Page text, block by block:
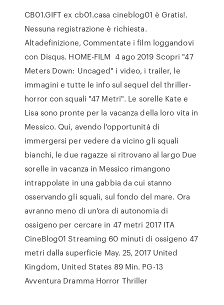
CB01.GIFT ex cb01.casa cineblog01 è Gratis!.
Nessuna registrazione è richiesta.
Altadefinizione, Commentate i film loggandovi
con Disqus. HOME-FILM 4 ago 2019 Scopri "47
Meters Down: Uncaged" i video, i trailer, le
immagini e tutte le info sul sequel del thriller-
horror con squali "47 Metri". Le sorelle Kate e
Lisa sono pronte per la vacanza della loro vita in
Messico. Qui, avendo l'opportunità di
immergersi per vedere da vicino gli squali
bianchi, le due ragazze si ritrovano al largo Due
sorelle in vacanza in Messico rimangono
intrappolate in una gabbia da cui stanno
osservando gli squali, sul fondo del mare. Ora
avranno meno di un'ora di autonomia di
ossigeno per cercare in 47 metri 2017 ITA
CineBlog01 Streaming 60 minuti di ossigeno 47
metri dalla superficie May. 25, 2017 United
Kingdom, United States 89 Min. PG-13
Avventura Dramma Horror Thriller